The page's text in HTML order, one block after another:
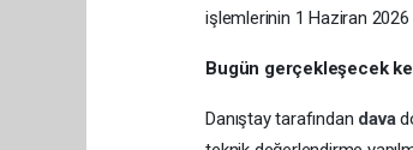
işlemlerinin 1 Haziran
Bugün gerçekleşecek
Danıştay tarafından dava